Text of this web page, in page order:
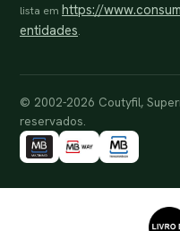
lista em https://
entidades.
© 2002-2026 Coutyfil,
reservados.